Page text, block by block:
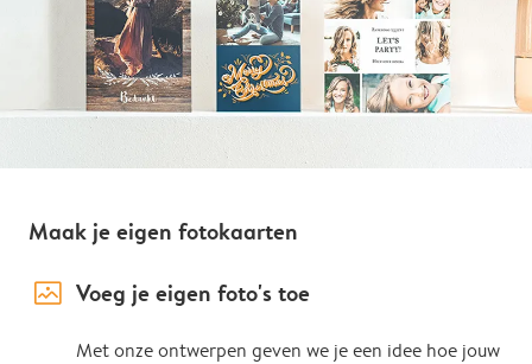
Maak je eigen fotokaarten
image_placeholder Voeg je eigen foto's toe
Met onze ontwerpen geven we je een idee hoe jouw